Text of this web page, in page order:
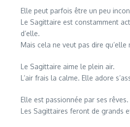
Elle peut parfois être un peu
Le Sagittaire est constamment
d’elle.
Mais cela ne veut pas dire
Le Sagittaire aime le plein air.
L’air frais la calme. Elle adore
Elle est passionnée par ses rêves.
Les Sagittaires feront de grands